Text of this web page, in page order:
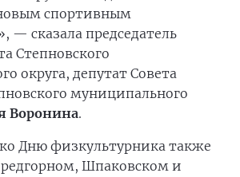
спортивным
— сказала председатель
Степновского
округа, депутат Совета
муниципального
Воронина.
Дню физкультурника также
Шпаковском и